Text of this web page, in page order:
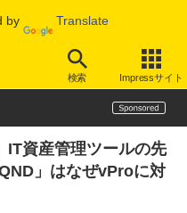
by Translate
検索 Impressサイト
テレワーク
IT資産管理ツールの先
」はなぜvProに対